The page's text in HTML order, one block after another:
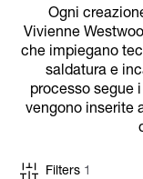
Ogni
Vivienne
che impiegano
saldatura e
processo segue
vengono inserite
Filters 1